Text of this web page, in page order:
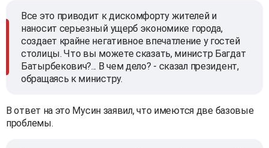
Все это приводит к дискомфорту жителей и
наносит серьезный ущерб экономике города,
создает крайне негативное впечатление у гостей
столицы. Что вы можете сказать, министр Багдат
Батырбекович?... В чем дело? - сказал президент,
обращаясь к министру.
В ответ на это Мусин заявил, что имеются две базовые
проблемы.